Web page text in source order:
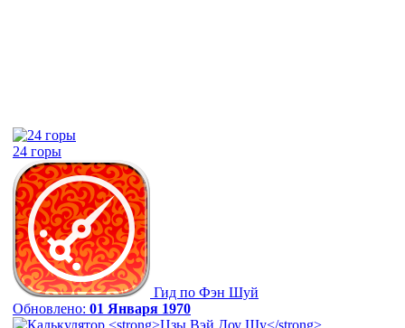
24 горы
Гид по Фэн Шуй
Обновлено: 01 Января 1970